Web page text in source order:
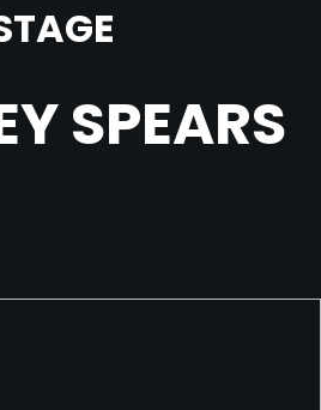
SPEARS